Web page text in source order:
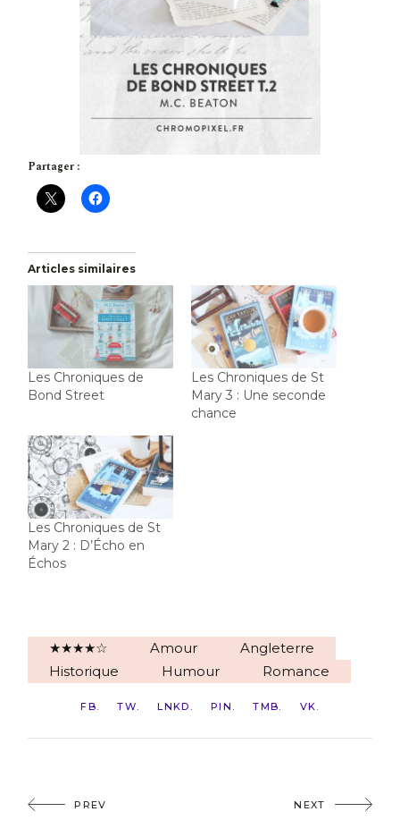
Partager :
Articles similaires
Les Chroniques de
Bond Street
Les Chroniques de St
Mary 3 : Une seconde
chance
Les Chroniques de St
Mary 2 : D’Écho en
Échos
★★★★☆ Amour
Angleterre
Historique
Humour Romance
FB TW LNKD PIN TMB VK
PREV NEXT